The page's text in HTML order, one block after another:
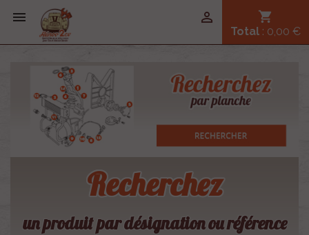
 shopping_cart
Total : 0,00 €

Recherchez
un produit par désignation ou référence